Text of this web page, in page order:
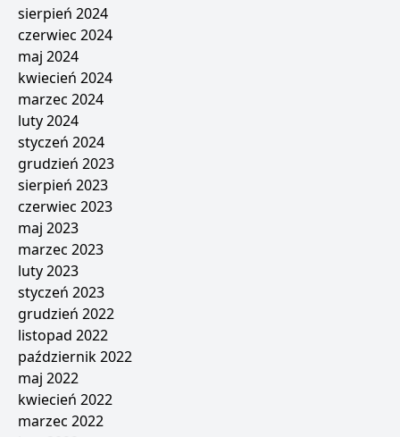
sierpień 2024
czerwiec 2024
maj 2024
kwiecień 2024
marzec 2024
luty 2024
styczeń 2024
grudzień 2023
sierpień 2023
czerwiec 2023
maj 2023
marzec 2023
luty 2023
styczeń 2023
grudzień 2022
listopad 2022
październik 2022
maj 2022
kwiecień 2022
marzec 2022